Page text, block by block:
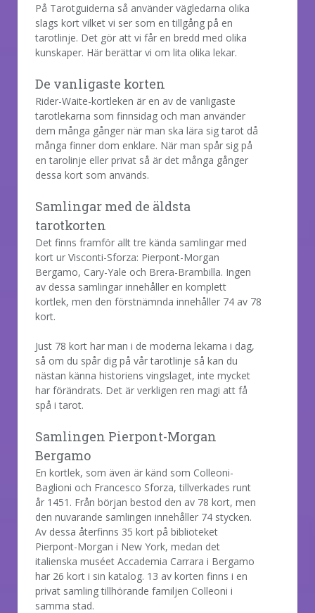
På Tarotguiderna så använder vägledarna olika
slags kort vilket vi ser som en tillgång på en
tarotlinje. Det gör att vi får en bredd med olika
kunskaper. Här berättar vi om lita olika lekar.
De vanligaste korten
Rider-Waite-kortleken är en av de vanligaste
tarotlekarna som finnsidag och man använder
dem många gånger när man ska lära sig tarot då
många finner dom enklare. När man spår sig på
en tarolinje eller privat så är det många gånger
dessa kort som används.
Samlingar med de äldsta
tarotkorten
Det finns framför allt tre kända samlingar med
kort ur Visconti-Sforza: Pierpont-Morgan
Bergamo, Cary-Yale och Brera-Brambilla. Ingen
av dessa samlingar innehåller en komplett
kortlek, men den förstnämnda innehåller 74 av 78
kort.
Just 78 kort har man i de moderna lekarna i dag,
så om du spår dig på vår tarotlinje så kan du
nästan känna historiens vingslaget, inte mycket
har förändrats. Det är verkligen ren magi att få
spå i tarot.
Samlingen Pierpont-Morgan
Bergamo
En kortlek, som även är känd som Colleoni-
Baglioni och Francesco Sforza, tillverkades runt
år 1451. Från början bestod den av 78 kort, men
den nuvarande samlingen innehåller 74 stycken.
Av dessa återfinns 35 kort på biblioteket
Pierpont-Morgan i New York, medan det
italienska muséet Accademia Carrara i Bergamo
har 26 kort i sin katalog. 13 av korten finns i en
privat samling tillhörande familjen Colleoni i
samma stad.